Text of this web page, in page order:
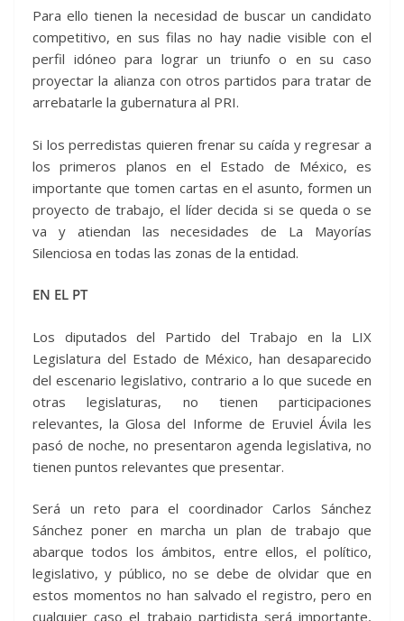
Para ello tienen la necesidad de buscar un candidato
competitivo, en sus filas no hay nadie visible con el
perfil idóneo para lograr un triunfo o en su caso
proyectar la alianza con otros partidos para tratar de
arrebatarle la gubernatura al PRI.
Si los perredistas quieren frenar su caída y regresar a
los primeros planos en el Estado de México, es
importante que tomen cartas en el asunto, formen un
proyecto de trabajo, el líder decida si se queda o se
va y atiendan las necesidades de La Mayorías
Silenciosa en todas las zonas de la entidad.
EN EL PT
Los diputados del Partido del Trabajo en la LIX
Legislatura del Estado de México, han desaparecido
del escenario legislativo, contrario a lo que sucede en
otras legislaturas, no tienen participaciones
relevantes, la Glosa del Informe de Eruviel Ávila les
pasó de noche, no presentaron agenda legislativa, no
tienen puntos relevantes que presentar.
Será un reto para el coordinador Carlos Sánchez
Sánchez poner en marcha un plan de trabajo que
abarque todos los ámbitos, entre ellos, el político,
legislativo, y público, no se debe de olvidar que en
estos momentos no han salvado el registro, pero en
cualquier caso el trabajo partidista será importante,